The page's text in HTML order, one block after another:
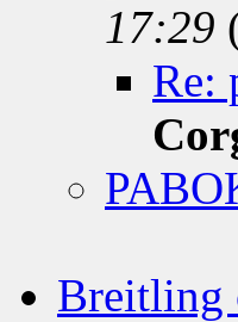
17:29
Re:
Breitling